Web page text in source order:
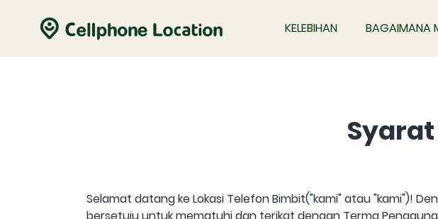
KELEBIHAN BAGAIMANA
Selamat datang ke Lokasi Telefon Bimbit("kami" atau "kami")!